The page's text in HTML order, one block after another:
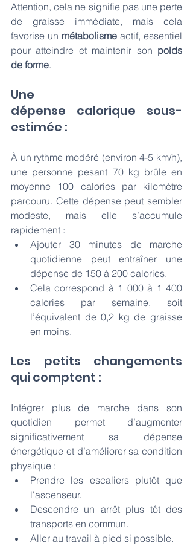
Attention, cela ne signifie pas une perte
de graisse immédiate, mais cela
favorise un métabolisme actif, essentiel
pour atteindre et maintenir son poids
de forme.
Une
dépense calorique sous-
estimée :
À un rythme modéré (environ 4-5 km/h),
une personne pesant 70 kg brûle en
moyenne 100 calories par kilomètre
parcouru. Cette dépense peut sembler
modeste, mais elle s’accumule
rapidement :
Ajouter 30 minutes de marche
quotidienne peut entraîner une
dépense de 150 à 200 calories.
Cela correspond à 1 000 à 1 400
calories par semaine, soit
l’équivalent de 0,2 kg de graisse
en moins.
Les petits changements
qui comptent :
Intégrer plus de marche dans son
quotidien permet d’augmenter
significativement sa dépense
énergétique et d’améliorer sa condition
physique :
Prendre les escaliers plutôt que
l'ascenseur.
Descendre un arrêt plus tôt des
transports en commun.
Aller au travail à pied si possible.